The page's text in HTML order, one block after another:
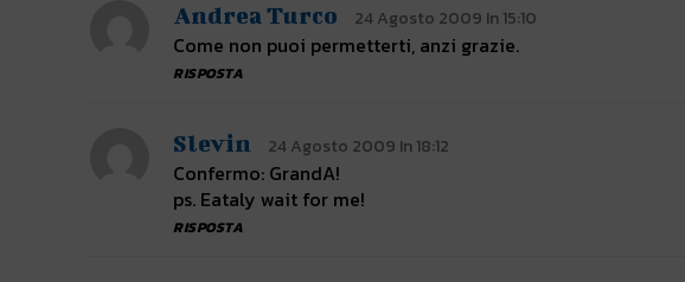
Andrea Turco 24 Agosto 2009 In 15:10
Come non puoi permetterti, anzi grazie.
RISPOSTA
Slevin 24 Agosto 2009 In 18:12
Confermo: GrandA!
ps. Eataly wait for me!
RISPOSTA